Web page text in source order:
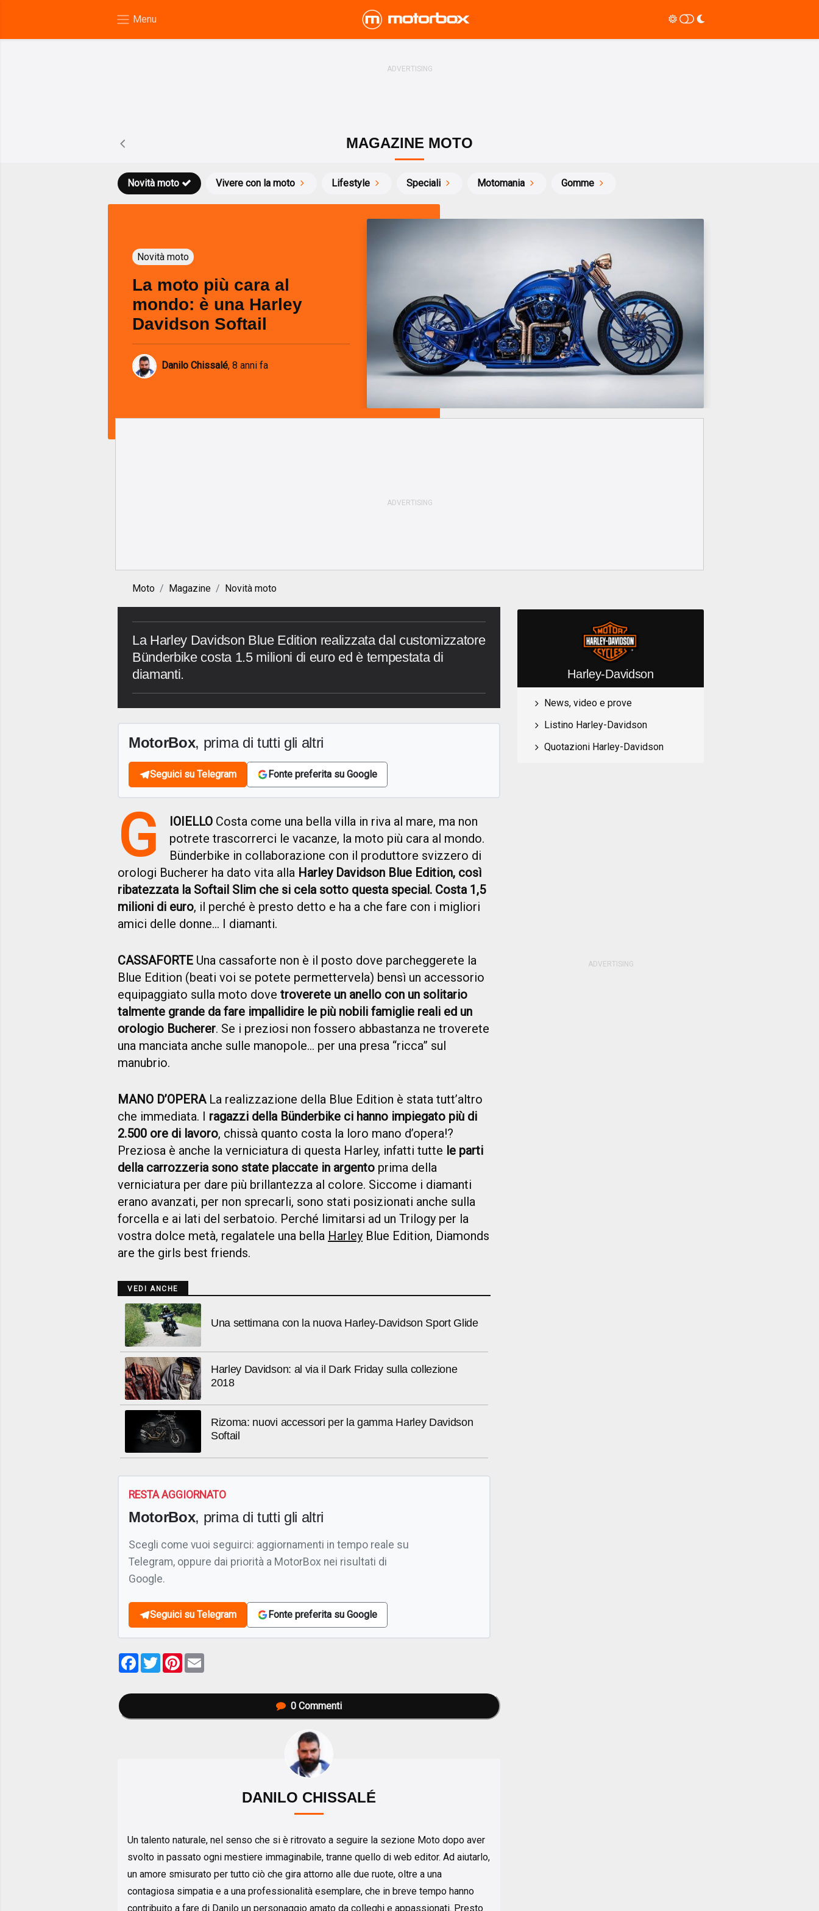
MAGAZINE MOTO
Novità moto Vivere con la moto Lifestyle Speciali Motomania Gomme
Novità moto
La moto più cara al
mondo: è una Harley
Davidson Softail
Danilo Chissalé, 8 anni fa
Moto Magazine Novità moto
La Harley Davidson Blue Edition realizzata dal customizzatore
Bünderbike costa 1.5 milioni di euro ed è tempestata di
diamanti.
MotorBox, prima di tutti gli altri
Seguici su Telegram Fonte preferita su Google
G IOIELLO Costa come una bella villa in riva al mare, ma non
potrete trascorrerci le vacanze, la moto più cara al mondo.
Bünderbike in collaborazione con il produttore svizzero di
orologi Bucherer ha dato vita alla Harley Davidson Blue Edition, così
ribatezzata la Softail Slim che si cela sotto questa special. Costa 1,5
milioni di euro, il perché è presto detto e ha a che fare con i migliori
amici delle donne… I diamanti.
CASSAFORTE Una cassaforte non è il posto dove parcheggerete la
Blue Edition (beati voi se potete permettervela) bensì un accessorio
equipaggiato sulla moto dove troverete un anello con un solitario
talmente grande da fare impallidire le più nobili famiglie reali ed un
orologio Bucherer. Se i preziosi non fossero abbastanza ne troverete
una manciata anche sulle manopole… per una presa “ricca” sul
manubrio.
MANO D’OPERALa realizzazione della Blue Edition è stata tutt’altro
che immediata. I ragazzi della Bünderbike ci hanno impiegato più di
2.500 ore di lavoro, chissà quanto costa la loro mano d’opera!?
Preziosa è anche la verniciatura di questa Harley, infatti tutte le parti
della carrozzeria sono state placcate in argento prima della
verniciatura per dare più brillantezza al colore. Siccome i diamanti
erano avanzati, per non sprecarli, sono stati posizionati anche sulla
forcella e ai lati del serbatoio. Perché limitarsi ad un Trilogy per la
vostra dolce metà, regalatele una bella Harley Blue Edition, Diamonds
are the girls best friends.
VEDI ANCHE
Una settimana con la nuova Harley-Davidson Sport Glide
Harley Davidson: al via il Dark Friday sulla collezione
2018
Rizoma: nuovi accessori per la gamma Harley Davidson
Softail
RESTA AGGIORNATO
MotorBox, prima di tutti gli altri
Scegli come vuoi seguirci: aggiornamenti in tempo reale su
Telegram, oppure dai priorità a MotorBox nei risultati di
Google.
Seguici su Telegram Fonte preferita su Google
Facebook
TwitterPinterest
0 Commenti
DANILO CHISSALÉ
Un talento naturale, nel senso che si è ritrovato a seguire la sezione Moto dopo aver
svolto in passato ogni mestiere immaginabile, tranne quello di web editor. Ad aiutarlo,
un amore smisurato per tutto ciò che gira attorno alle due ruote, oltre a una
contagiosa simpatia e a una professionalità esemplare, che in breve tempo hanno
contribuito a fare di Danilo un personaggio amato da colleghi e appassionati. Presto
Harley-Davidson
News, video e prove
Listino Harley-Davidson
Quotazioni Harley-Davidson